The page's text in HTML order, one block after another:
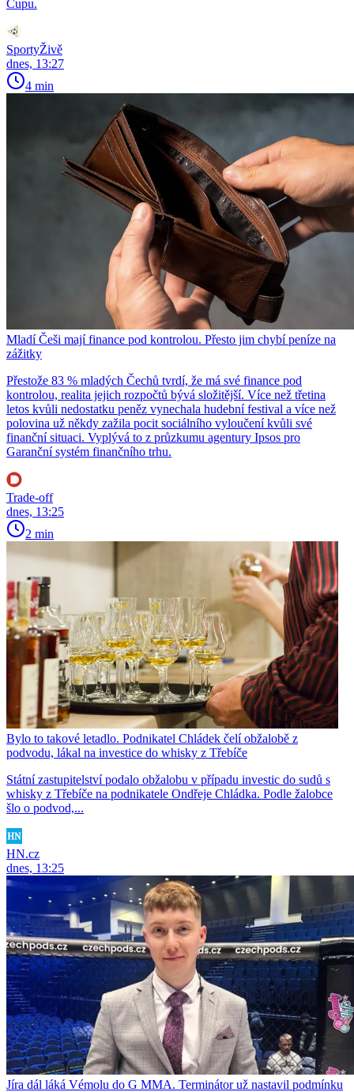
Cupu.
SportyŽivě
dnes, 13:27
4 min
Mladí Češi mají finance pod kontrolou. Přesto jim chybí peníze na
zážitky
Přestože 83 % mladých Čechů tvrdí, že má své finance pod
kontrolou, realita jejich rozpočtů bývá složitější. Více než třetina
letos kvůli nedostatku peněz vynechala hudební festival a více než
polovina už někdy zažila pocit sociálního vyloučení kvůli své
finanční situaci. Vyplývá to z průzkumu agentury Ipsos pro
Garanční systém finančního trhu.
Trade-off
dnes, 13:25
2 min
Bylo to takové letadlo. Podnikatel Chládek čelí obžalobě z
podvodu, lákal na investice do whisky z Třebíče
Státní zastupitelství podalo obžalobu v případu investic do sudů s
whisky z Třebíče na podnikatele Ondřeje Chládka. Podle žalobce
šlo o podvod,...
HN.cz
dnes, 13:25
Jíra dál láká Vémolu do G MMA. Terminátor už nastavil podmínku